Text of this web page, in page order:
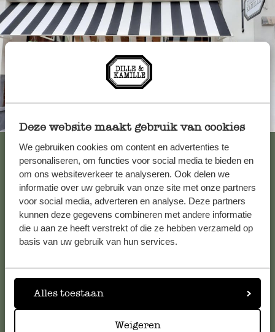
Deze website maakt gebruik van cookies
We gebruiken cookies om content en advertenties te
personaliseren, om functies voor social media te bieden en
om ons websiteverkeer te analyseren. Ook delen we
informatie over uw gebruik van onze site met onze partners
voor social media, adverteren en analyse. Deze partners
kunnen deze gegevens combineren met andere informatie
die u aan ze heeft verstrekt of die ze hebben verzameld op
basis van uw gebruik van hun services.
Alles toestaan
Weigeren
Toujours à proximité
Voir les 62 magasins
Service clientèle
Pour toute question ou demande de conseil ou d’aide,
veuillez contacter notre service clientèle. Ou retrouvez ici
serviceclientele@dille-kamille.com